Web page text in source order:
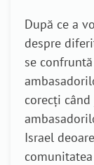
După ce a
despre
se
corecți
Israel